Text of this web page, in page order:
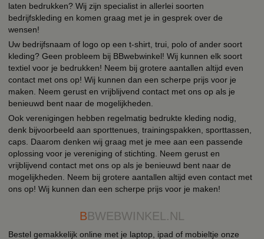
laten bedrukken? Wij zijn specialist in allerlei soorten
bedrijfskleding en komen graag met je in gesprek over de
wensen!
Uw bedrijfsnaam of logo op een t-shirt, trui, polo of ander soort
kleding? Geen probleem bij BBwebwinkel! Wij kunnen elk soort
textiel voor je bedrukken! Neem bij grotere aantallen altijd even
contact met ons op! Wij kunnen dan een scherpe prijs voor je
maken. Neem gerust en vrijblijvend contact met ons op als je
benieuwd bent naar de mogelijkheden.
Ook verenigingen hebben regelmatig bedrukte kleding nodig,
denk bijvoorbeeld aan sporttenues, trainingspakken, sporttassen,
caps. Daarom denken wij graag met je mee aan een passende
oplossing voor je vereniging of stichting. Neem gerust en
vrijblijvend contact met ons op als je benieuwd bent naar de
mogelijkheden. Neem bij grotere aantallen altijd even contact met
ons op! Wij kunnen dan een scherpe prijs voor je maken!
BBWEBWINKEL.NL
Bestel gemakkelijk online met je laptop, ipad of mobieltje onze